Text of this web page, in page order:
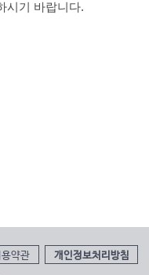
시기 바랍니다.
약관 개인정보처리방침